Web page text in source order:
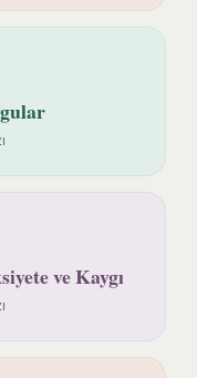
ve Kaygı